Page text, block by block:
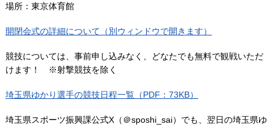
場所：東京体育館
開閉会式の詳細について（別ウィンドウで開きます）
競技については、事前申し込みなく、どなたでも無料で観戦いただ
けます！ ※射撃競技を除く
埼玉県ゆかり選手の競技日程一覧（PDF：73KB）
埼玉県スポーツ振興課公式X（＠sposhi_sai）でも、翌日の埼玉県ゆ